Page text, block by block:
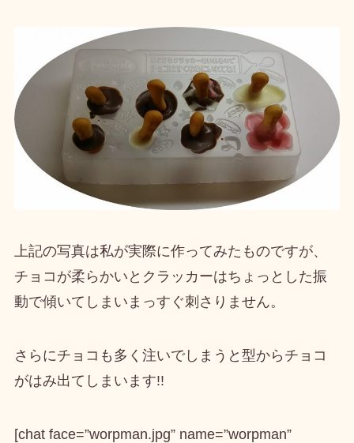
上記の写真は私が実際に作ってみたものですが、
チョコが柔らかいとクラッカーはちょっとした振
動で傾いてしまいまっすぐ刺さりません。
さらにチョコも多く注いでしまうと型からチョコ
がはみ出てしまいます!!
[chat face=”worpman.jpg” name=”worpman”